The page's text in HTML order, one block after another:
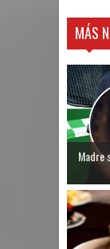
MÁS
Madre